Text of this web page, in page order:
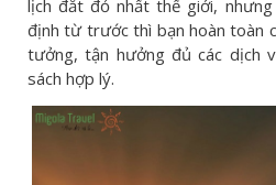
lịch đắt đỏ nhất thế giới,
định từ trước thì bạn hoàn toàn
tưởng, tận hưởng đủ các dịch
sách hợp lý.